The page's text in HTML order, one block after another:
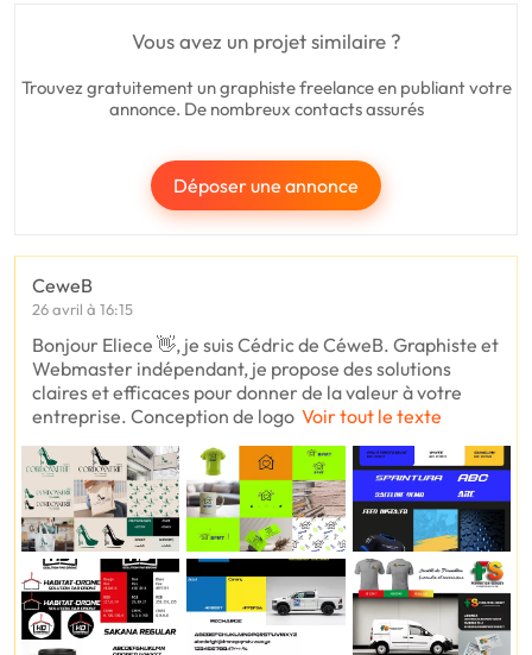
Vous avez un projet similaire ?
Trouvez gratuitement un graphiste freelance en publiant votre
annonce. De nombreux contacts assurés
Déposer une annonce
CeweB
26 avril à 16:15
Bonjour Eliece 👋, je suis Cédric de CéweB. Graphiste et
Webmaster indépendant, je propose des solutions
claires et efficaces pour donner de la valeur à votre
entreprise. Conception de logo Voir tout le texte